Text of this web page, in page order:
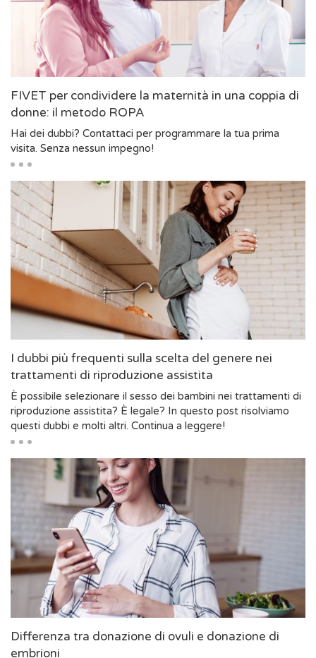
FIVET per condividere la maternità in una coppia di
donne: il metodo ROPA
Hai dei dubbi? Contattaci per programmare la tua prima
visita. Senza nessun impegno!
I dubbi più frequenti sulla scelta del genere nei
trattamenti di riproduzione assistita
È possibile selezionare il sesso dei bambini nei trattamenti di
riproduzione assistita? È legale? In questo post risolviamo
questi dubbi e molti altri. Continua a leggere!
Differenza tra donazione di ovuli e donazione di
embrioni